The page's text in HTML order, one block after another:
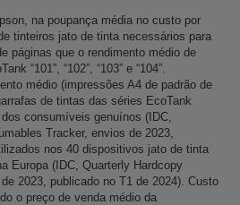
na poupança média no custo por
tinteiros jato de tinta necessários para
páginas que o rendimento médio de
“101”, “102”, “103” e “104”.
médio (impressões A4 de padrão de
de tintas das séries EcoTank
dos consumíveis genuínos (IDC,
Tracker, envios de 2023,
nos 40 dispositivos jato de tinta
Europa (IDC, Quarterly Hardcopy
2023, publicado no T1 de 2024). Custo
o preço de venda médio da